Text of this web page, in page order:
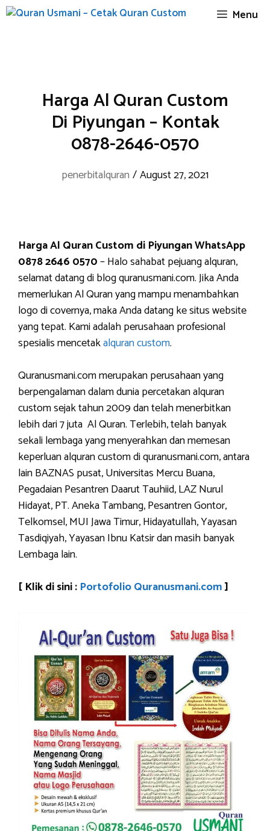
Skip
Menu
Harga Al Quran Custom
Di Piyungan – Kontak
0878-2646-0570
penerbitalquran /August 27, 2021
Harga Al Quran Custom di Piyungan WhatsApp
0878 2646 0570– Halo sahabat pejuang alquran,
selamat datang di blog quranusmani.com. Jika Anda
memerlukan Al Quran yang mampu menambahkan
logo di covernya, maka Anda datang ke situs website
yang tepat. Kami adalah perusahaan profesional
spesialis mencetakalquran custom.
Quranusmani.com merupakan perusahaan yang
berpengalaman dalam dunia percetakan alquran
custom sejak tahun 2009 dan telah menerbitkan
lebih dari 7 juta Al Quran. Terlebih, telah banyak
sekali lembaga yang menyerahkan dan memesan
keperluan alquran custom di quranusmani.com, antara
lain BAZNAS pusat, Universitas Mercu Buana,
Pegadaian Pesantren Daarut Tauhiid, LAZ Nurul
Hidayat, PT. Aneka Tambang, Pesantren Gontor,
Telkomsel, MUI Jawa Timur, Hidayatullah, Yayasan
Tasdiqiyah, Yayasan Ibnu Katsir dan masih banyak
Lembaga lain.
[ Klik di sini : Portofolio Quranusmani.com]